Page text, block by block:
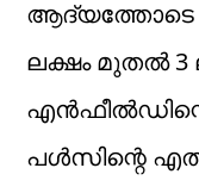
ആദ്യത്തോടെ
ലക്ഷം മുതല്‍ 3
പള്‍സിന്റെ